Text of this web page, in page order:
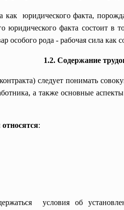
как юридического факта,
юридического факта состоит
особого рода - рабочая сила
1.2. Содержание
следует понимать
а также основные
:
условия об